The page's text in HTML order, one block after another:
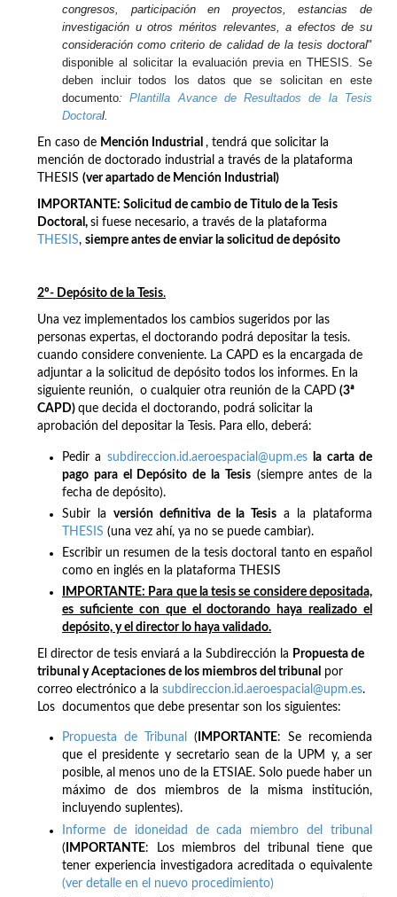
congresos, participación en proyectos, estancias de
investigación u otros méritos relevantes, a efectos de su
consideración como criterio de calidad de la tesis doctoral"
disponible al solicitar la evaluación previa en THESIS. Se
deben incluir todos los datos que se solicitan en este
documento:
Plantilla Avance de Resultados de la Tesis
Doctoral.
En caso de Mención Industrial , tendrá que solicitar la
mención de doctorado industrial a través de la plataforma
THESIS (ver apartado de Mención Industrial)
IMPORTANTE: Solicitud de cambio de Titulo de la Tesis
Doctoral, si fuese necesario, a través de la plataforma
THESIS, siempre antes de enviar la solicitud de depósito
2º- Depósito de la Tesis.
Una vez implementados los cambios sugeridos por las
personas expertas, el doctorando podrá depositar la tesis.
cuando considere conveniente. La CAPD es la encargada de
adjuntar a la solicitud de depósito todos los informes. En la
siguiente reunión, o cualquier otra reunión de la CAPD (3ª
CAPD) que decida el doctorando, podrá solicitar la
aprobación del depositar la Tesis. Para ello, deberá:
Pedir a subdireccion.id.aeroespacial@upm.es
la carta de
pago para el Depósito de la Tesis(siempre antes de la
fecha de depósito).
Subir la versión definitiva de la Tesis a la plataforma
THESIS (una vez ahí, ya no se puede cambiar).
Escribir un resumen de la tesis doctoral tanto en español
como en inglés en la plataforma THESIS
IMPORTANTE: Para que la tesis se considere depositada,
es suficiente con que el doctorando haya realizado el
depósito, y el director lo haya validado.
El director de tesis enviará a la Subdirección la Propuesta de
tribunal y Aceptaciones de los miembros del tribunal por
correo electrónico a la subdireccion.id.aeroespacial@upm.es.
Los documentos que debe presentar son los siguientes:
Propuesta de Tribunal ( IMPORTANTE: Se recomienda
que el presidente y secretario sean de la UPM y, a ser
posible, al menos uno de la ETSIAE. Solo puede haber un
máximo de dos miembros de la misma institución,
incluyendo suplentes).
Informe de idoneidad de cada miembro del tribunal
( IMPORTANTE: Los miembros del tribunal tiene que
tener experiencia investigadora acreditada o equivalente
(ver detalle en el nuevo procedimiento)